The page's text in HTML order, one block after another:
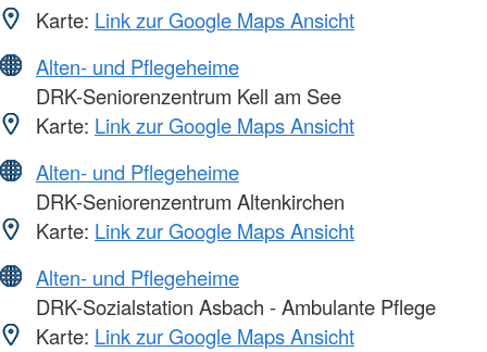
Karte: Link zur Google Maps Ansicht
Alten- und Pflegeheime
DRK-Seniorenzentrum Kell am See
Karte: Link zur Google Maps Ansicht
Alten- und Pflegeheime
DRK-Seniorenzentrum Altenkirchen
Karte: Link zur Google Maps Ansicht
Alten- und Pflegeheime
DRK-Sozialstation Asbach - Ambulante Pflege
Karte: Link zur Google Maps Ansicht